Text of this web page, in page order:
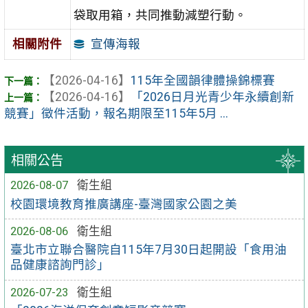
相關公告
2026-08-07
衛生組
校園環境教育推廣講座-臺灣國家公園之美
2026-08-06
衛生組
臺北市立聯合醫院自115年7月30日起開設「食用油
品健康諮詢門診」
2026-07-23
衛生組
袋取用箱，共同推動減塑行動。
相關附件 宣傳海報
【2026-04-16】 115年全國韻律體操錦標賽
【2026-04-16】
「2026日月光青少年永續創新
競賽」徵件活動，報名期限至115年5月 ...